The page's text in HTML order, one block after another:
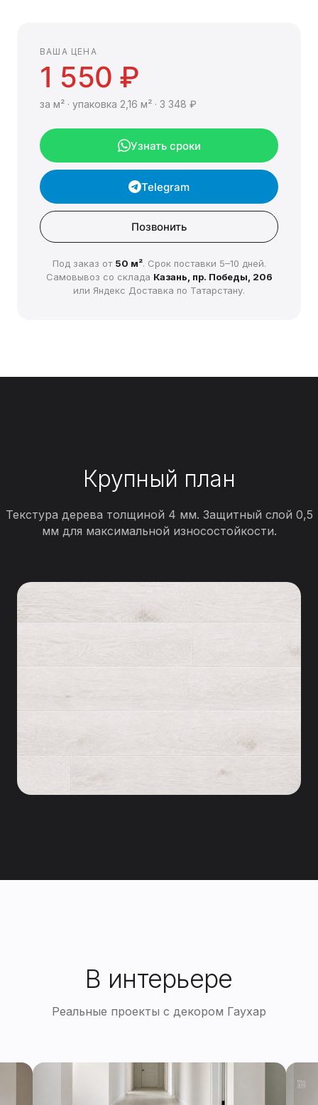
ВАША ЦЕНА
1 550 ₽
за м² · упаковка 2,16 м² · 3 348 ₽
Узнать сроки
Telegram
Позвонить
Под заказ от 50 м². Срок поставки 5–10 дней.
Самовывоз со склада Казань, пр. Победы, 206
или Яндекс Доставка по Татарстану.
Крупный план
Текстура дерева толщиной 4 мм. Защитный слой 0,5
мм для максимальной износостойкости.
В интерьере
Реальные проекты с декором Гаухар